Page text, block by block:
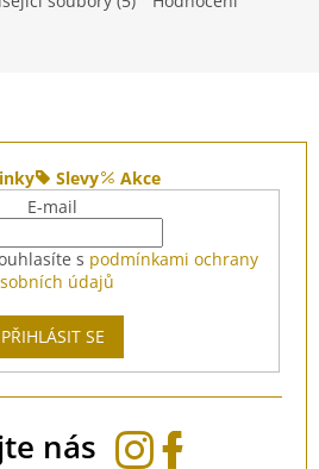
Slevy
Akce
E-mail
s podmínkami ochrany
údajů
PŘIHLÁSIT SE
nás